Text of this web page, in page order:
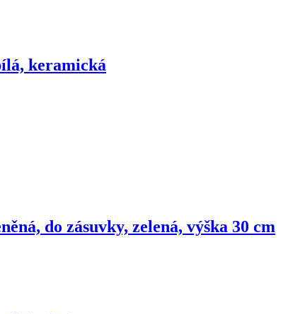
keramická
do zásuvky, zelená, výška 30 cm